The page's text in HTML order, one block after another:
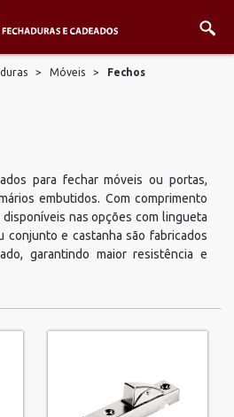
> Móveis > Fechos
para fechar móveis ou portas,
embutidos. Com comprimento
nas opções com lingueta
conjunto e castanha são fabricados
garantindo maior resistência e